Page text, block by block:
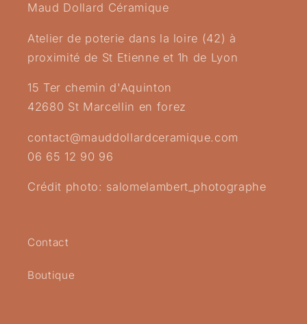
Maud Dollard Céramique
Atelier de poterie dans la loire (42) à
proximité de St Etienne et 1h de Lyon
15 Ter chemin d'Aquinton
42680 St Marcellin en forez
contact@mauddollardceramique.com
06 65 12 90 96
Crédit photo: salomelambert_photographe
Contact
Boutique